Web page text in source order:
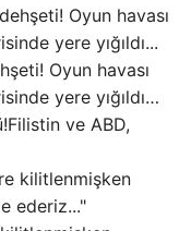
Oyun havası
yere yığıldı…
Filistin ve ABD,